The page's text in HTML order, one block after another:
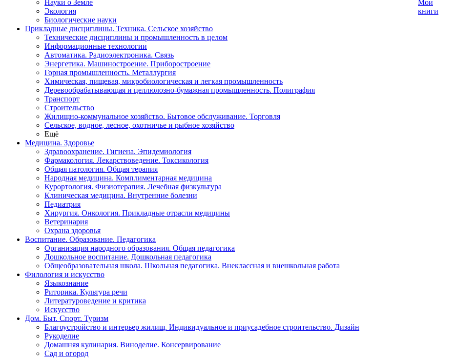
Науки о Земле
Экология
Биологические науки
Прикладные дисциплины. Техника. Сельское хозяйство
Технические дисциплины и промышленность в целом
Информационные технологии
Автоматика. Радиоэлектроника. Связь
Энергетика. Машиностроение. Приборостроение
Горная промышленность. Металлургия
Химическая, пищевая, микробиологическая и легкая промышленность
Деревообрабатывающая и целлюлозно-бумажная промышленность. Полиграфия
Транспорт
Строительство
Жилищно-коммунальное хозяйство. Бытовое обслуживание. Торговля
Сельское, водное, лесное, охотничье и рыбное хозяйство
Ещё
Медицина. Здоровье
Здравоохранение. Гигиена. Эпидемиология
Фармакология. Лекарствоведение. Токсикология
Общая патология. Общая терапия
Народная медицина. Комплиментарная медицина
Курортология. Физиотерапия. Лечебная физкультура
Клиническая медицина. Внутренние болезни
Педиатрия
Хирургия. Онкология. Прикладные отрасли медицины
Ветеринария
Охрана здоровья
Воспитание. Образование. Педагогика
Организация народного образования. Общая педагогика
Дошкольное воспитание. Дошкольная педагогика
Общеобразовательная школа. Школьная педагогика. Внеклассная и внешкольная работа
Филология и искусство
Языкознание
Риторика. Культура речи
Литературоведение и критика
Искусство
Дом. Быт. Спорт. Туризм
Благоустройство и интерьер жилищ. Индивидуальное и приусадебное строительство. Дизайн
Рукоделие
Домашняя кулинария. Виноделие. Консервирование
Сад и огород
Мои
книги